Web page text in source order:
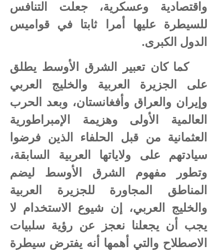
واقتصادية وعسكرية، جعلت التنافس
للسيطرة عليها أمرا ثابتا في قواميس
الدول الكبرى.
كما كان تعبير الشرق الأوسط يطلق
على الجزيرة العربية والخليج العربي
وإيران والعراق وأفغانستان، وبعد الحرب
العالمية الأولى وهزيمة الإمبراطورية
العثمانية من قبل الحلفاء الذين فرضوا
سيادتهم على ولاياتها العربية السابقة،
وتطور مفهوم الشرق الأوسط ليضم
المناطق المجاورة للجزيرة العربية
والخليج العربي، إن شيوع الاستخدام لا
يجب أن يجعلنا نعجز عن رؤية سلبيات
الاصطلاح والتي أهمها أنه يفترض سيطرة